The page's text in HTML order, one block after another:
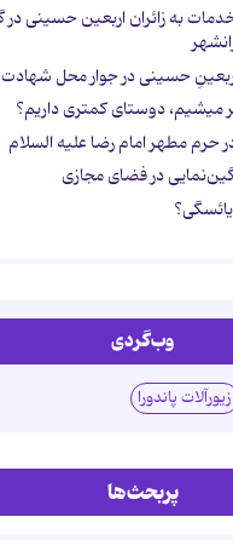
به زائران اربعین حسینی در
حسینی در جوار محل شهادت
میشیم، دوستای کمتری داریم؟
حرم مطهر امام رضا علیه السلام
در فضای مجازی
وب‌گردی
زیورآلات پاندورا
پربحث‌ها